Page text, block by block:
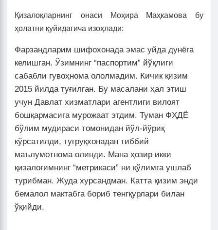
Қизалоқларнинг онаси Моҳира Маҳкамова бу
ҳолатни қуйидагича изоҳлади:
Фарзандларим шифохонада эмас уйда дунёга
келишган. Ўзимнинг “паспортим” йўқлиги
сабабли гувоҳнома ололмадим. Кичик қизим
2015 йилда туғилган. Бу масалани ҳал этиш
учун Давлат хизматлари агентлиги вилоят
бошқармасига мурожаат этдим. Туман ФҲДЁ
бўлим мудираси томонидан йўл-йўриқ
кўрсатилди, туғруқхонадан тиббий
маълумотнома олинди. Мана ҳозир икки
қизалоғимнинг “метрикаси” ни қўлимга ушлаб
турибман. Жуда хурсандман. Катта қизим энди
бемалол мактабга бориб тенгқурлари билан
ўқийди.